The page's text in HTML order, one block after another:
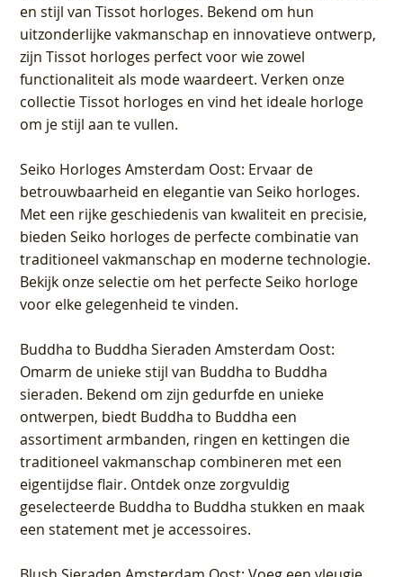
en stijl van Tissot horloges. Bekend om hun
uitzonderlijke vakmanschap en innovatieve ontwerp,
zijn Tissot horloges perfect voor wie zowel
functionaliteit als mode waardeert. Verken onze
collectie Tissot horloges en vind het ideale horloge
om je stijl aan te vullen.
Seiko Horloges Amsterdam Oost: Ervaar de
betrouwbaarheid en elegantie van Seiko horloges.
Met een rijke geschiedenis van kwaliteit en precisie,
bieden Seiko horloges de perfecte combinatie van
traditioneel vakmanschap en moderne technologie.
Bekijk onze selectie om het perfecte Seiko horloge
voor elke gelegenheid te vinden.
Buddha to Buddha Sieraden Amsterdam Oost:
Omarm de unieke stijl van Buddha to Buddha
sieraden. Bekend om zijn gedurfde en unieke
ontwerpen, biedt Buddha to Buddha een
assortiment armbanden, ringen en kettingen die
traditioneel vakmanschap combineren met een
eigentijdse flair. Ontdek onze zorgvuldig
geselecteerde Buddha to Buddha stukken en maak
een statement met je accessoires.